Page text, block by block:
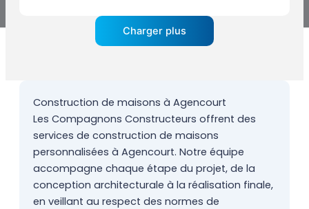
Charger plus
Construction de maisons à Agencourt
Les Compagnons Constructeurs offrent des
services de construction de maisons
personnalisées à Agencourt. Notre équipe
accompagne chaque étape du projet, de la
conception architecturale à la réalisation finale,
en veillant au respect des normes de